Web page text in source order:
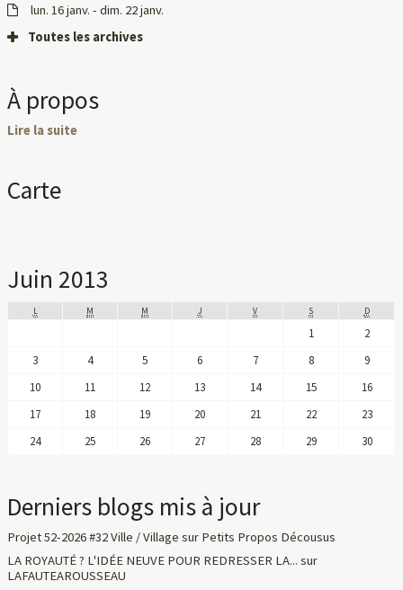
lun. 16 janv. - dim. 22 janv.
Toutes les archives
À propos
Lire la suite
Carte
Juin 2013
L M M J V S D
1
2
3
4 5 6 7 8
9
10
11 12 13 14 15
16
17
18 19 20 21 22
23
24
25 26 27 28 29 30
Derniers blogs mis à jour
Projet 52-2026 #32 Ville / Village sur Petits Propos Décousus
LA ROYAUTÉ ? L'IDÉE NEUVE POUR REDRESSER LA... sur
LAFAUTEAROUSSEAU